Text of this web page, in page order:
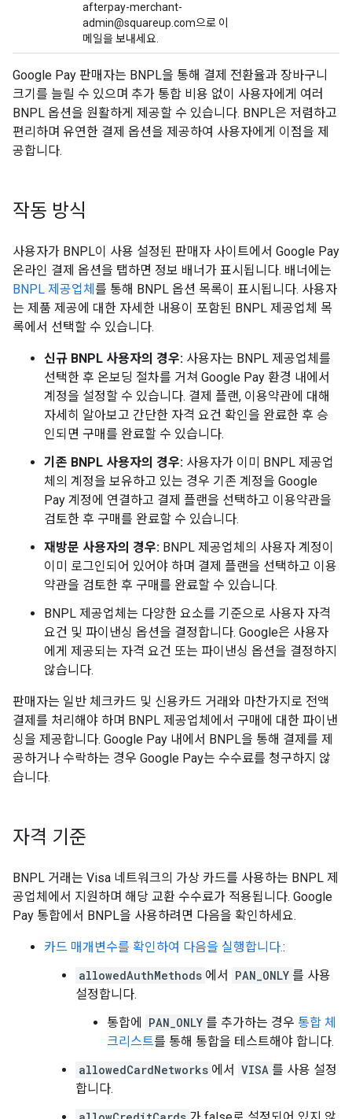
afterpay-merchant-
admin@squareup.com으로 이
메일을 보내세요.
Google Pay 판매자는 BNPL을 통해 결제 전환율과 장바구니
크기를 늘릴 수 있으며 추가 통합 비용 없이 사용자에게 여러
BNPL 옵션을 원활하게 제공할 수 있습니다. BNPL은 저렴하고
편리하며 유연한 결제 옵션을 제공하여 사용자에게 이점을 제
공합니다.
작동 방식
사용자가 BNPL이 사용 설정된 판매자 사이트에서 Google Pay
온라인 결제 옵션을 탭하면 정보 배너가 표시됩니다. 배너에는
BNPL 제공업체 를 통해 BNPL 옵션 목록이 표시됩니다. 사용자
는 제품 제공에 대한 자세한 내용이 포함된 BNPL 제공업체 목
록에서 선택할 수 있습니다.
신규 BNPL 사용자의 경우: 사용자는 BNPL 제공업체를
선택한 후 온보딩 절차를 거쳐 Google Pay 환경 내에서
계정을 설정할 수 있습니다. 결제 플랜, 이용약관에 대해
자세히 알아보고 간단한 자격 요건 확인을 완료한 후 승
인되면 구매를 완료할 수 있습니다.
기존 BNPL 사용자의 경우: 사용자가 이미 BNPL 제공업
체의 계정을 보유하고 있는 경우 기존 계정을 Google
Pay 계정에 연결하고 결제 플랜을 선택하고 이용약관을
검토한 후 구매를 완료할 수 있습니다.
재방문 사용자의 경우: BNPL 제공업체의 사용자 계정이
이미 로그인되어 있어야 하며 결제 플랜을 선택하고 이용
약관을 검토한 후 구매를 완료할 수 있습니다.
BNPL 제공업체는 다양한 요소를 기준으로 사용자 자격
요건 및 파이낸싱 옵션을 결정합니다. Google은 사용자
에게 제공되는 자격 요건 또는 파이낸싱 옵션을 결정하지
않습니다.
판매자는 일반 체크카드 및 신용카드 거래와 마찬가지로 전액
결제를 처리해야 하며 BNPL 제공업체에서 구매에 대한 파이낸
싱을 제공합니다. Google Pay 내에서 BNPL을 통해 결제를 제
공하거나 수락하는 경우 Google Pay는 수수료를 청구하지 않
습니다.
자격 기준
BNPL 거래는 Visa 네트워크의 가상 카드를 사용하는 BNPL 제
공업체에서 지원하며 해당 교환 수수료가 적용됩니다. Google
Pay 통합에서 BNPL을 사용하려면 다음을 확인하세요.
카드 매개변수를 확인하여 다음을 실행합니다.:
allowedAuthMethods 에서 PAN_ONLY 를 사용
설정합니다.
통합에
PAN_ONLY 를 추가하는 경우 통합 체
크리스트를 통해 통합을 테스트해야 합니다.
allowedCardNetworks 에서 VISA 를 사용 설정
합니다.